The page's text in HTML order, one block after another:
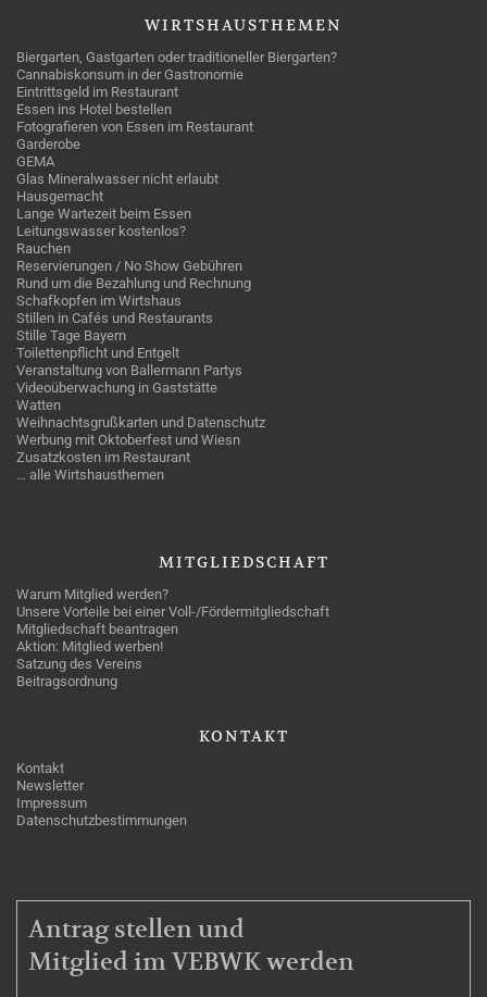
WIRTSHAUSTHEMEN
Biergarten, Gastgarten oder traditioneller Biergarten?
Cannabiskonsum in der Gastronomie
Eintrittsgeld im Restaurant
Essen ins Hotel bestellen
Fotografieren von Essen im Restaurant
Garderobe
GEMA
Glas Mineralwasser nicht erlaubt
Hausgemacht
Lange Wartezeit beim Essen
Leitungswasser kostenlos?
Rauchen
Reservierungen / No Show Gebühren
Rund um die Bezahlung und Rechnung
Schafkopfen im Wirtshaus
Stillen in Cafés und Restaurants
Stille Tage Bayern
Toilettenpflicht und Entgelt
Veranstaltung von Ballermann Partys
Videoüberwachung in Gaststätte
Watten
Weihnachtsgrußkarten und Datenschutz
Werbung mit Oktoberfest und Wiesn
Zusatzkosten im Restaurant
… alle Wirtshausthemen
MITGLIEDSCHAFT
Warum Mitglied werden?
Unsere Vorteile bei einer Voll-/Fördermitgliedschaft
Mitgliedschaft beantragen
Aktion: Mitglied werben!
Satzung des Vereins
Beitragsordnung
KONTAKT
Kontakt
Newsletter
Impressum
Datenschutzbestimmungen
MITGLIEDSCHAFT
Antrag stellen und
Mitglied im VEBWK werden